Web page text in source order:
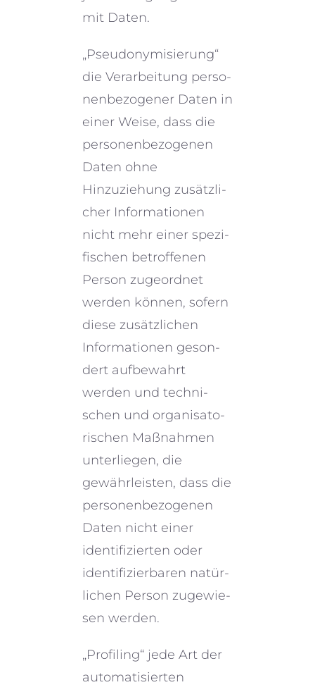
mit Daten.
„Pseudonymisierung“
die Verarbeitung perso­
nen­be­zo­ge­ner Daten in
einer Weise, dass die
perso­nen­be­zo­ge­nen
Daten ohne
Hinzuziehung zusätz­li­
cher Informationen
nicht mehr einer spezi­
fi­schen betrof­fe­nen
Person zugeord­net
werden können, sofern
diese zusätz­li­chen
Informationen geson­
dert aufbe­wahrt
werden und techni­
schen und organi­sa­to­
ri­schen Maßnahmen
unter­lie­gen, die
gewähr­lei­sten, dass die
perso­nen­be­zo­ge­nen
Daten nicht einer
identi­fi­zier­ten oder
identi­fi­zier­ba­ren natür­
li­chen Person zugewie­
sen werden.
„Profiling“ jede Art der
automa­ti­sier­ten